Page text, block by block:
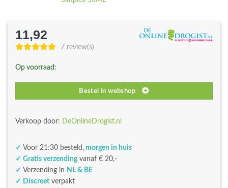
11,92
7 review(s)
Op voorraad:
Bestel in webshop
Verkoop door: DeOnlineDrogist.nl
✓ Voor 21:30 besteld, morgen in huis
✓ Gratis verzendingvanaf € 20,-
✓ Verzending in NL & BE
✓ Discreet verpakt